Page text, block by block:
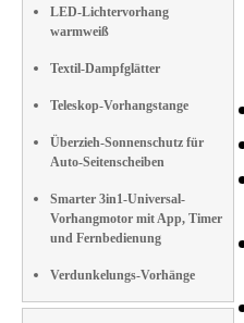
LED-Lichtervorhang
warmweiß
Textil-Dampfglätter
Teleskop-Vorhangstange
Überzieh-Sonnenschutz für
Auto-Seitenscheiben
Smarter 3in1-Universal-
Vorhangmotor mit App, Timer
und Fernbedienung
Verdunkelungs-Vorhänge